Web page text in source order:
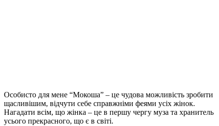
Особисто для мене “Мокоша” – це чудова можливість зробити
щасливішим, відчути себе справжніми феями усіх жінок.
Нагадати всім, що жінка – це в першу чергу муза та хранитель
усього прекрасного, що є в світі.